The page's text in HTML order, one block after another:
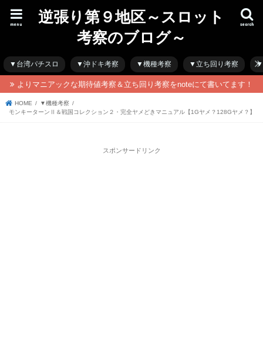
逆張り第９地区～スロット
考察のブログ～
search
menu
▼台湾パチスロ ▼沖ドキ考察 ▼機種考察 ▼立ち回り考察 ▼
よりマニアックな期待値考察＆立ち回り考察をnoteにて書いてます！
HOME
▼機種考察
モンキーターンⅡ＆戦国コレクション２・完全ヤメどきマニュアル【1Gヤメ？128Gヤメ？】
スポンサードリンク